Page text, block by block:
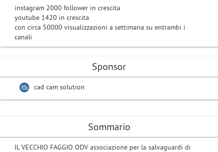
Sommario
IL VECCHIO FAGGIO ODV associazione per la salvaguardi di
instagram 2000 follower in crescita
youtube 1420 in crescita
con circa 50000 visualizzazioni a settimana su entrambi i
canali
Sponsor
cad cam solution